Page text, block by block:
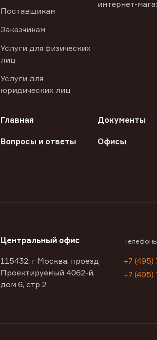
Поставщикам
Заказчикам
Услуги для физических
лиц
Услуги для
юридических лиц
интернет-
Главная Документы
Вопросы и ответы Офисы
Центральный офис
115432, г Москва, проезд
Проектируемый 4062-й,
дом 6, стр 2
Телефоны
+7 (495)
+7 (495)